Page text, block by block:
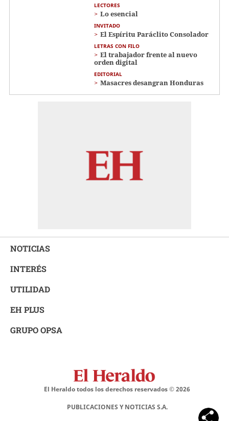
LECTORES
Lo esencial
INVITADO
El Espíritu Paráclito Consolador
LETRAS CON FILO
El trabajador frente al nuevo
orden digital
EDITORIAL
Masacres desangran Honduras
NOTICIAS
INTERÉS
UTILIDAD
EH PLUS
GRUPO OPSA
El Heraldo todos los derechos reservados ©2026
PUBLICACIONES Y NOTICIAS S.A.